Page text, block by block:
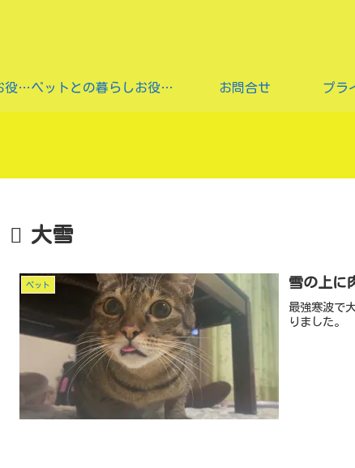
猫ちゃん用食事のお役立ち情報 ペットとの暮らしお役立ち情報 お問合せ プラ
大雪
ペット 雪の上に
最強寒波で
りました。